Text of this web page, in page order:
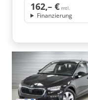
162,– € mtl.
Finanzierung